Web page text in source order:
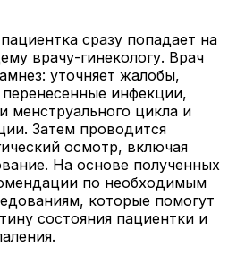
сразу попадает на
врачу-гинекологу. Врач
уточняет жалобы,
инфекции,
менструального цикла и
Затем проводится
осмотр, включая
На основе полученных
по необходимым
которые помогут
состояния пациентки и